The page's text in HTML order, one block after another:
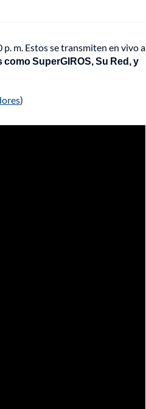
m. Estos se transmiten en vivo a
SuperGIROS, Su Red, y
)